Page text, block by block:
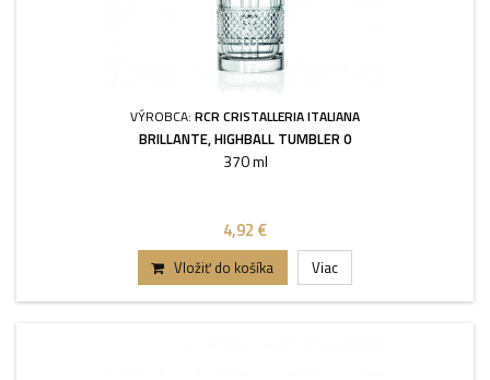
VÝROBCA: RCR CRISTALLERIA ITALIANA
BRILLANTE, HIGHBALL TUMBLER 0
370 ml
4,92 €
Vložiť do košíka Viac